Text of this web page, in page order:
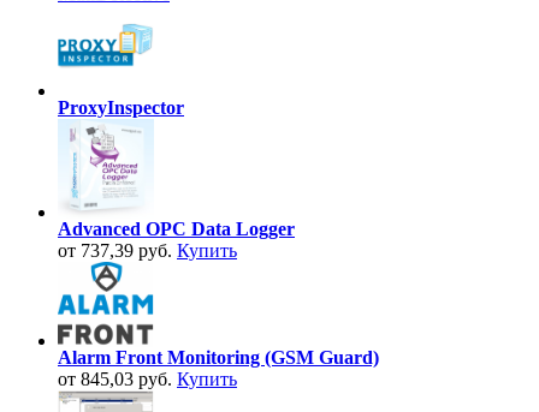
ProxyInspector
Advanced OPC Data Logger
от 737,39 руб. Купить
Alarm Front Monitoring (GSM Guard)
от 845,03 руб. Купить